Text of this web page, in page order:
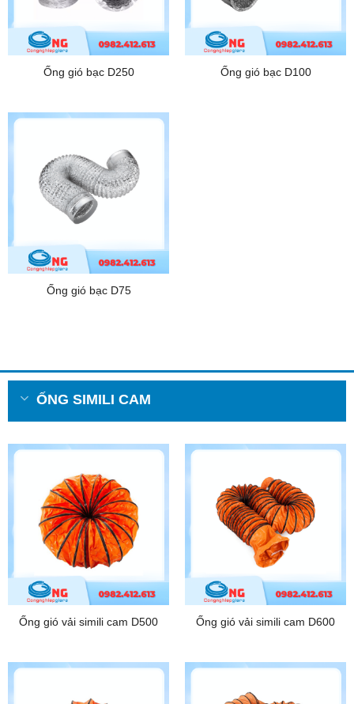
Ống gió bạc D250 Ống gió bạc D100
Ống gió bạc D75
ỐNG SIMILI CAM
Ống gió vải simili cam D500 Ống gió vải simili cam D600